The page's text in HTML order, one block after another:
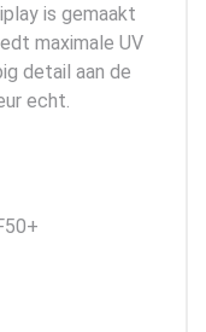
is gemaakt
maximale UV
detail aan de
echt.